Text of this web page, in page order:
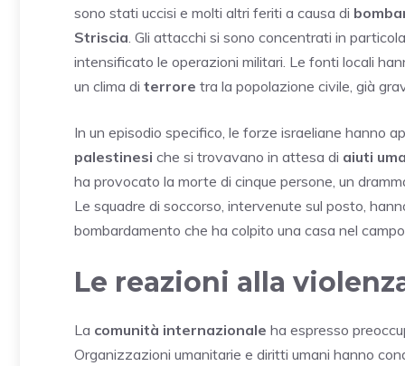
sono stati uccisi e molti altri feriti a causa di
Striscia . Gli attacchi si sono concentrati in
intensificato le operazioni militari. Le fonti locali
un clima di terrore tra la popolazione civile, già
In un episodio specifico, le forze israeliane hanno
palestinesi che si trovavano in attesa di aiuti
ha provocato la morte di cinque persone, un
Le squadre di soccorso, intervenute sul posto,
bombardamento che ha colpito una casa nel
Le reazioni alla
La comunità internazionale ha espresso
Organizzazioni umanitarie e diritti umani hanno